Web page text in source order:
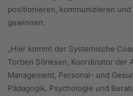
positionieren, kommunizieren
gewinnen.
„Hier kommt der Systemische
Torben Sönksen, Koordinator der
Management, Personal- und
Pädagogik, Psychologie und